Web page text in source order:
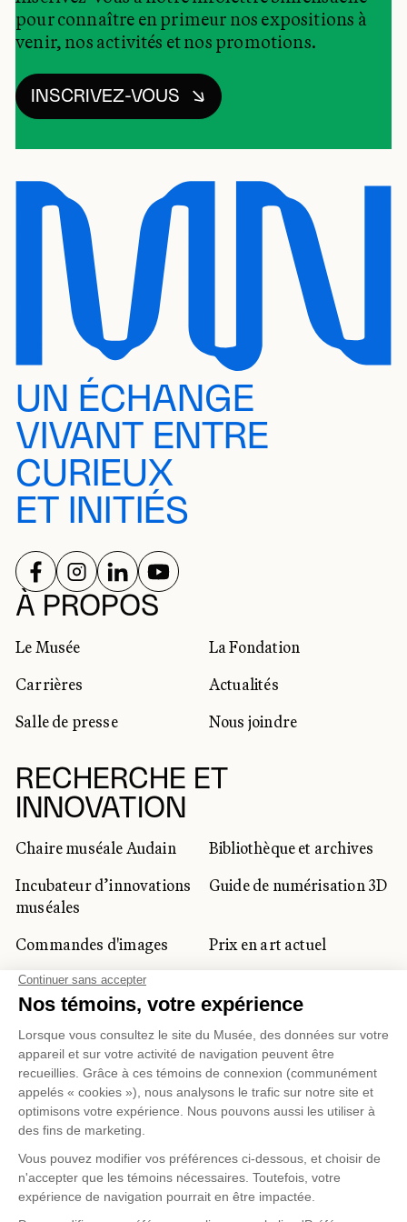
pour connaître en primeur nos expositions à
venir, nos activités et nos promotions.
INSCRIVEZ-VOUS
UN ÉCHANGE
VIVANT ENTRE
CURIEUX
ET INITIÉS
À PROPOS
Le Musée
La Fondation
Carrières
Actualités
Salle de presse
Nous joindre
RECHERCHE ET
INNOVATION
Chaire muséale Audain
Bibliothèque et archives
Incubateur d’innovations
muséales
Guide de numérisation 3D
Commandes d'images
Prix en art actuel
Prix Lynne-Cohen
CLIENTÈLE CORPORATIVE
ET PRIVÉE
Location d'espaces
Activités corporatives
professionnels du
tourisme
RÉSEAUX SOCIAUX
SUIVEZ-NOUS SUR
SUIVEZ-NOUS SUR
SUIVEZ-NOUS SUR
SUIVEZ-NOUS SUR